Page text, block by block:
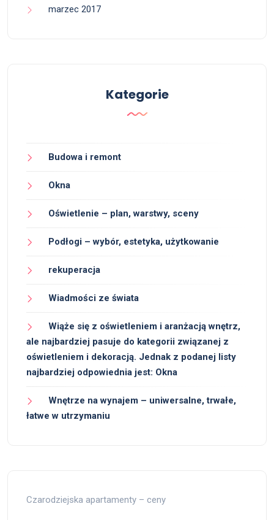
marzec 2017
Kategorie
Budowa i remont
Okna
Oświetlenie – plan, warstwy, sceny
Podłogi – wybór, estetyka, użytkowanie
rekuperacja
Wiadmości ze świata
Wiąże się z oświetleniem i aranżacją wnętrz,
ale najbardziej pasuje do kategorii związanej z
oświetleniem i dekoracją. Jednak z podanej listy
najbardziej odpowiednia jest: Okna
Wnętrze na wynajem – uniwersalne, trwałe,
łatwe w utrzymaniu
Czarodziejska apartamenty – ceny